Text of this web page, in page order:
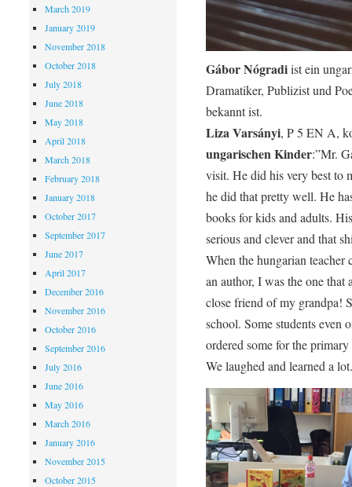
Gábor Nógradiist ein
Dramatiker, Publizist und
bekannt ist.
Liza Varsányi, P 5 EN A,
ungarischen Kinder:”Mr.
visit. He did his very best to
he did that pretty well. He
books for kids and adults.
serious and clever and that
When the hungarian
an author, I was the one
close friend of my grandpa!
school. Some students even
ordered some for the
We laughed and learned a
March 2019
January 2019
November 2018
October 2018
July 2018
June 2018
May 2018
April 2018
March 2018
February 2018
January 2018
October 2017
September 2017
June 2017
April 2017
December 2016
November 2016
October 2016
September 2016
July 2016
June 2016
May 2016
March 2016
January 2016
November 2015
October 2015